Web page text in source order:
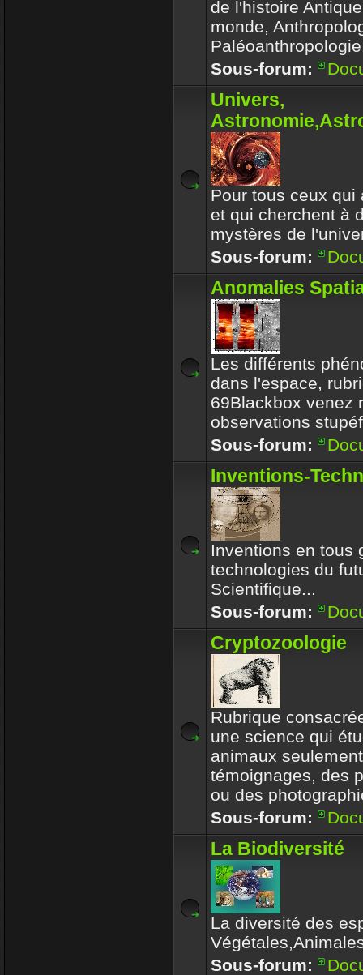
de l'histoire
monde,
Sous-forum:
Univers,
Pour tous ceux qui
et qui cherchent à
mystères de
Sous-forum:
Anomalies
Les différents
dans l'espace,
69Blackbox venez
observations
Sous-forum:
Inventions-
Inventions en tous
technologies du
Scientifique...
Sous-forum:
Cryptozoologie
Rubrique
une science qui
animaux
témoignages, des
ou des
Sous-forum:
La Biodiversité
La diversité des
Sous-forum: